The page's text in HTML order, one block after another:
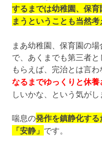
するまでは幼稚園、保
まうということも当然考
まあ幼稚園、保育園の
で、あくまでも第三者
もらえば、完治とは言わ
なるまでゆっくりと休養
しいかな、という気がし
喘息の発作を鎮静化する
「安静」 です。